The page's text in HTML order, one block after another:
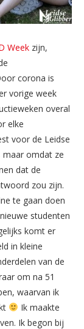
Week zijn,
corona is
vorige week
overal
elke
voor de Leidse
maar omdat ze
dat de
zou zijn.
te gaan doen
studenten
komt er
in kleine
van de
om na 51
waarvan ik
Ik maakte
Ik begon bij